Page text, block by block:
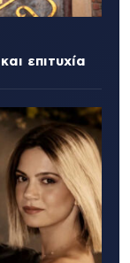
επιτυχία